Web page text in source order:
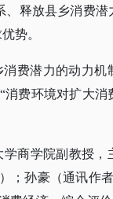
释放县乡消费潜
势。
费潜力的动力机
消费环境对扩大
商学院副教授，
；孙豪（通讯作者